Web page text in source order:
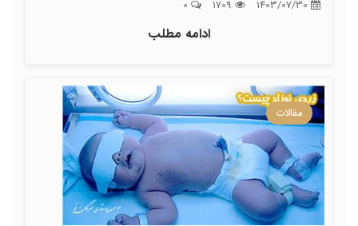
ادامه مطلب
مقالات